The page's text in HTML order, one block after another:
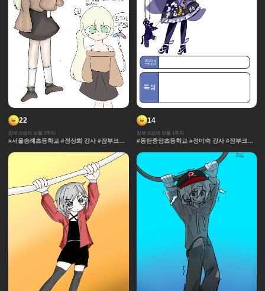
22
잠부크섬의 보물 2주차
#서울송례초등학교 #정상희 강사 #잠부크섬
험 #마법 #세계관 중세 #보물
14
잠부크섬의 보물 1주차
#동탄중앙초등학교 #정미숙 강사 #잠부크섬
험 #마법 #세계관 중세 #보물